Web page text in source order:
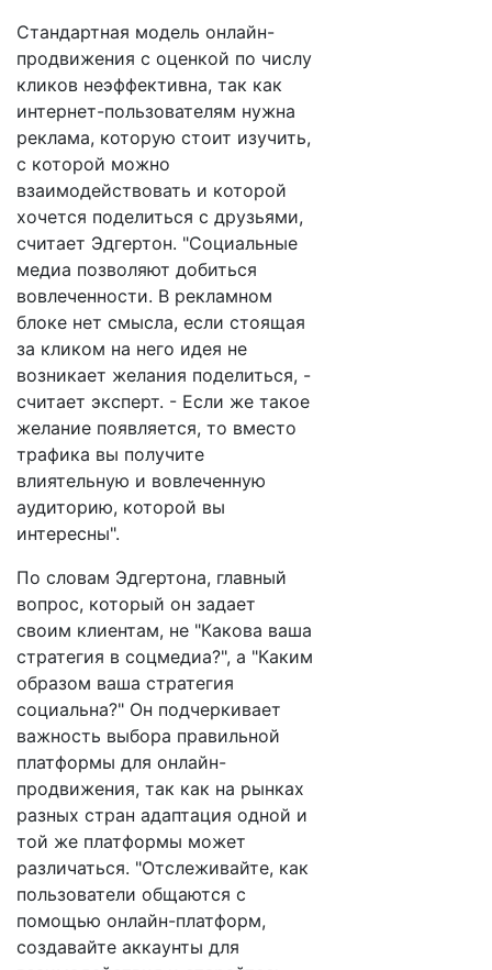
Стандартная модель онлайн-
продвижения с оценкой по числу
кликов неэффективна, так как
интернет-пользователям нужна
реклама, которую стоит изучить,
с которой можно
взаимодействовать и которой
хочется поделиться с друзьями,
считает Эдгертон. "Социальные
медиа позволяют добиться
вовлеченности. В рекламном
блоке нет смысла, если стоящая
за кликом на него идея не
возникает желания поделиться, -
считает эксперт. - Если же такое
желание появляется, то вместо
трафика вы получите
влиятельную и вовлеченную
аудиторию, которой вы
интересны".
По словам Эдгертона, главный
вопрос, который он задает
своим клиентам, не "Какова ваша
стратегия в соцмедиа?", а "Каким
образом ваша стратегия
социальна?" Он подчеркивает
важность выбора правильной
платформы для онлайн-
продвижения, так как на рынках
разных стран адаптация одной и
той же платформы может
различаться. "Отслеживайте, как
пользователи общаются с
помощью онлайн-платформ,
создавайте аккаунты для